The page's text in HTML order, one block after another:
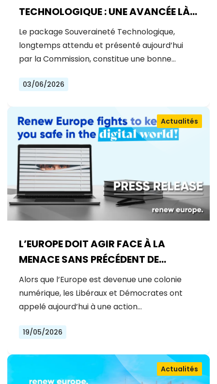
TECHNOLOGIQUE : UNE AVANCÉE LÀ
OÙ UN BOND ÉTAIT NÉCESSAIRE
Le package Souveraineté Technologique,
longtemps attendu et présenté aujourd’hui
par la Commission, constitue une bonne…
03/06/2026
L’EUROPE DOIT AGIR FACE À LA
MENACE SANS PRÉCÉDENT DE
MYTHOS
Actualités
Alors que l’Europe est devenue une colonie
numérique, les Libéraux et Démocrates ont
appelé aujourd’hui à une action…
19/05/2026
Actualités